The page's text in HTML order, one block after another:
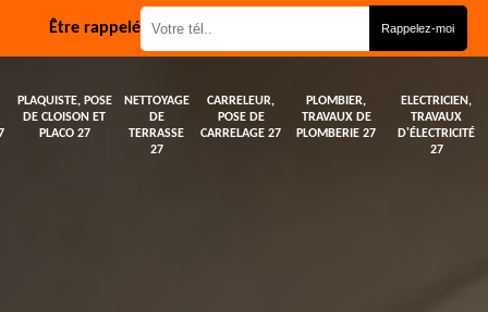
Être rappelé
PLAQUISTE, POSE
DE CLOISON ET
PLACO 27
NETTOYAGE
DE
TERRASSE
27
CARRELEUR,
POSE DE
CARRELAGE 27
PLOMBIER,
TRAVAUX DE
PLOMBERIE 27
ELECTRICIEN,
TRAVAUX
D'ÉLECTRICITÉ
27